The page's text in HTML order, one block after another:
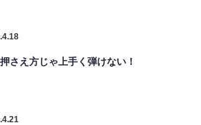
さえ方じゃ上手く弾けない！